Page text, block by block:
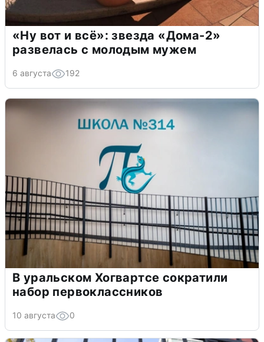
«Ну вот и всё»: звезда «Дома-2»
развелась с молодым мужем
6 августа 192
В уральском Хогвартсе сократили
набор первоклассников
10 августа 0